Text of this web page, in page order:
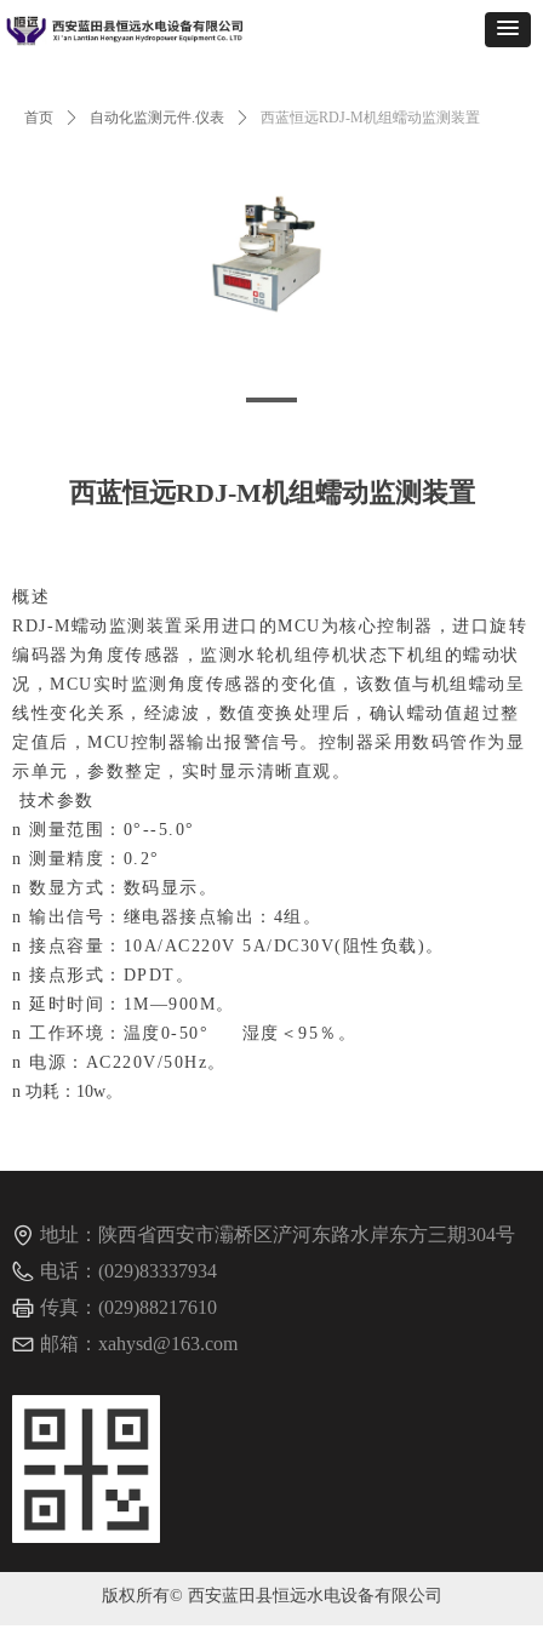
首页 ꄲ 自动化监测元件.仪表 ꄲ 西蓝恒远RDJ-M机组蠕动监测装置
西蓝恒远RDJ-M机组蠕动监测装置
概述
RDJ-M蠕动监测装置采用进口的MCU为核心控制器，进口旋转
编码器为角度传感器，监测水轮机组停机状态下机组的蠕动状
况，MCU实时监测角度传感器的变化值，该数值与机组蠕动呈
线性变化关系，经滤波，数值变换处理后，确认蠕动值超过整
定值后，MCU控制器输出报警信号。控制器采用数码管作为显
示单元，参数整定，实时显示清晰直观。
技术参数
n 测量范围：0°--5.0°
n 测量精度：0.2°
n 数显方式：数码显示。
n 输出信号：继电器接点输出：4组。
n 接点容量：10A/AC220V 5A/DC30V(阻性负载)。
n 接点形式：DPDT。
n 延时时间：1M—900M。
n 工作环境：温度0-50° 湿度＜95％。
n 电源：AC220V/50Hz。
n 功耗：10w。
地址： 陕西省西安市灞桥区浐河东路水岸东方三期304号
电话： (029)83337934
传真： (029)88217610
邮箱： xahysd@163.com
版权所有© 西安蓝田县恒远水电设备有限公司